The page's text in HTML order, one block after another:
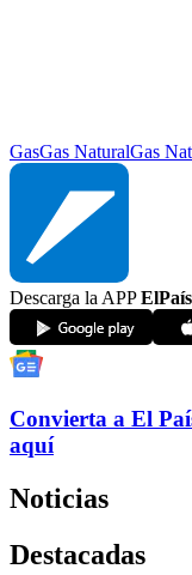
GasGas NaturalGas
Descarga la APP
Convierta a El
aquí
Noticias
Destacadas